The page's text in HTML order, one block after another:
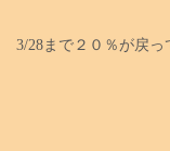
3/28まで２０％が戻っ